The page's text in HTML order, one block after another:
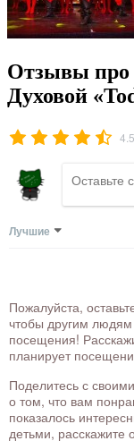
Отзывы про
Духовой
4.5
Лучшие
Пожалуйста,
чтобы другим
посещения!
планирует
Поделитесь с
о том, что вам
показалось
детьми, расскажите